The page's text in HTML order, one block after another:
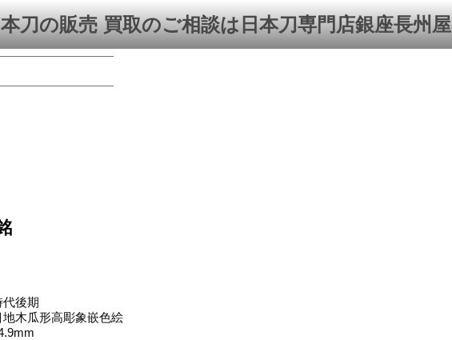
刀の販売 買取のご相談は日本刀専門店銀座⻑州屋
後期
地木瓜形高彫象嵌色絵